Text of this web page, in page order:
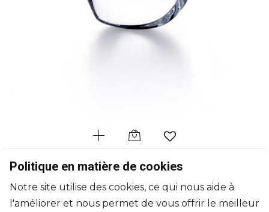
BACCARAT
Coeur clair
H: 7cm, L: 9cm
Politique en matière de cookies
Notre site utilise des cookies, ce qui nous aide à
l'améliorer et nous permet de vous offrir le meilleur